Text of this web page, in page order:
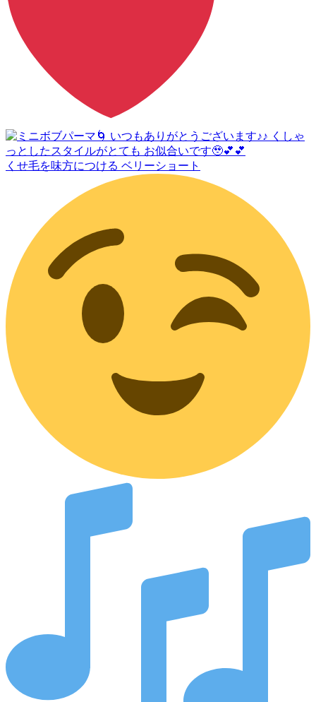
くせ毛を味方につける ベリーショート